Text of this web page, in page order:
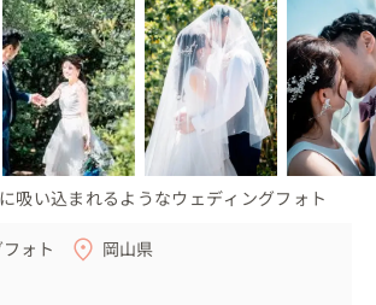
吸い込まれるようなウェディングフォト
ォト
岡山県